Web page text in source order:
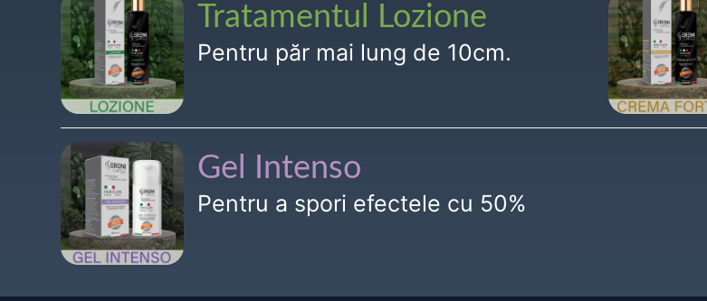
Tratamentul Lozione
Pentru păr mai lung de 10cm.
Gel Intenso
Pentru a spori efectele cu 50%